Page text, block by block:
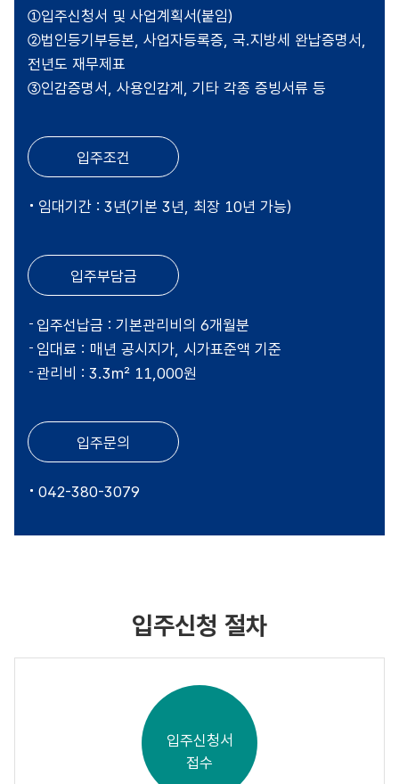
①입주신청서 및 사업계획서(붙임)
②법인등기부등본, 사업자등록증, 국.지방세 완납증명서,
전년도 재무제표
③인감증명서, 사용인감계, 기타 각종 증빙서류 등
입주조건
임대기간 : 3년(기본 3년, 최장 10년 가능)
입주부담금
입주선납금 : 기본관리비의 6개월분
임대료 : 매년 공시지가, 시가표준액 기준
관리비 : 3.3㎡ 11,000원
입주문의
042-380-3079
입주신청 절차
입주신청서
접수